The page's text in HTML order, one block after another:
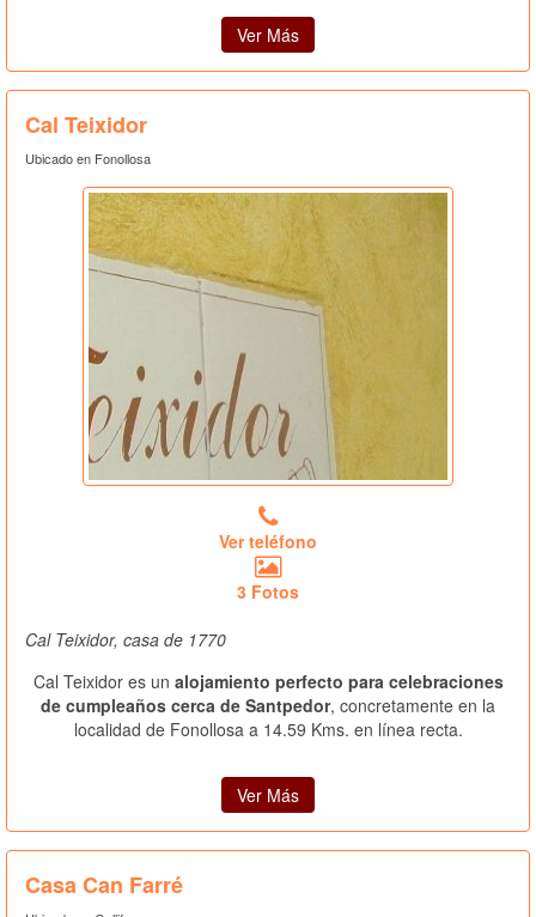
Ver Más
Cal Teixidor
Ubicado en Fonollosa
Ver teléfono
3 Fotos
Cal Teixidor, casa de 1770
Cal Teixidor es un alojamiento perfecto para celebraciones
de cumpleaños cerca de Santpedor, concretamente en la
localidad de Fonollosa a 14.59 Kms. en línea recta.
Ver Más
Casa Can Farré